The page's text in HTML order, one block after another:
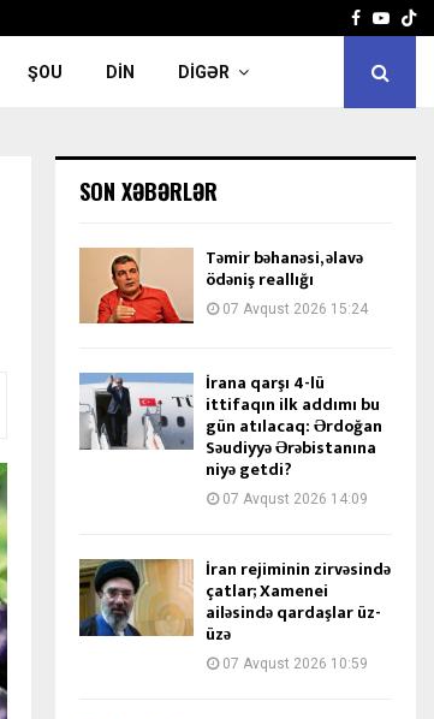
Facebook
ŞOU DIN DIGƏR
SON XƏBƏRLƏR
Təmir bəhanəsi, əlavə
ödəniş reallığı
07 Avqust 2026 15:24
İrana qarşı 4-lü
ittifaqın ilk addımı bu
gün atılacaq: Ərdoğan
Səudiyyə Ərəbistanına
niyə getdi?
07 Avqust 2026 14:09
İran rejiminin zirvəsində
çatlar; Xamenei
ailəsində qardaşlar üz-
üzə
07 Avqust 2026 10:59